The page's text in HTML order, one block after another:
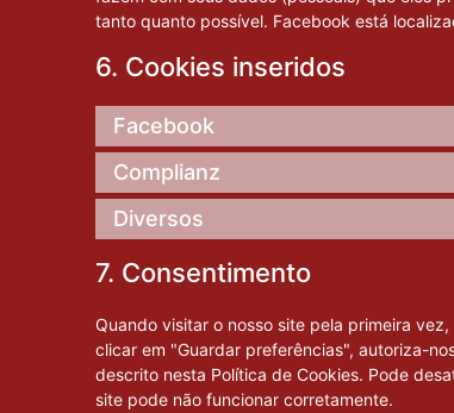
tanto quanto possível. Facebook está
6. Cookies inseridos
Facebook
Complianz
Diversos
7. Consentimento
Quando visitar o nosso site pela primeira
clicar em "Guardar preferências", autoriza-
descrito nesta Política de Cookies. Pode
site pode não funcionar corretamente.